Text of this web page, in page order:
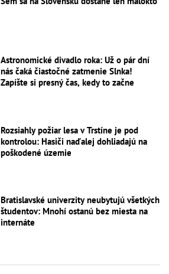
Astronomické divadlo roka: Už o pár dní
nás čaká čiastočné zatmenie Slnka!
Zapíšte si presný čas, kedy to začne
Rozsiahly požiar lesa v Trstíne je pod
kontrolou: Hasiči naďalej dohliadajú na
poškodené územie
Bratislavské univerzity neubytujú všetkých
študentov: Mnohí ostanú bez miesta na
internáte